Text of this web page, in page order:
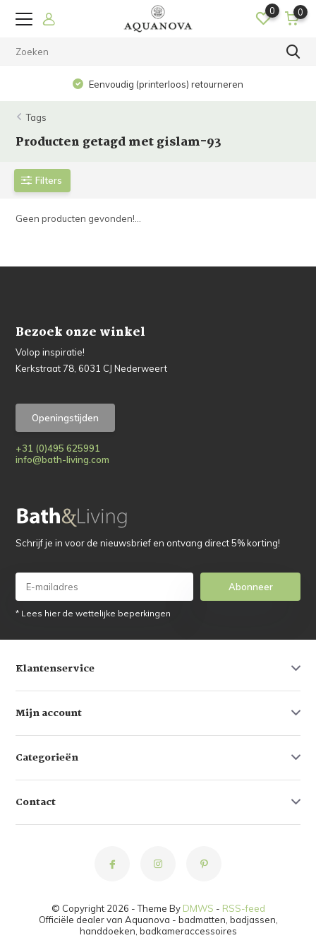
0 0
Eenvoudig (printerloos) retourneren
Tags
Producten getagd met gislam-93
Filters
Geen producten gevonden!...
Bezoek onze winkel
Volop inspiratie!
Kerkstraat 78, 6031 CJ Nederweert
Openingstijden
+31 (0)495 625991
info@bath-living.com
Schrijf je in voor de nieuwsbrief en ontvang direct 5% korting!
Abonneer
* Lees hier de wettelijke beperkingen
Klantenservice
Mijn account
Categorieën
Contact
© Copyright 2026 - Theme By DMWS - RSS-feed
Officiële dealer van Aquanova - badmatten, badjassen,
handdoeken, badkameraccessoires